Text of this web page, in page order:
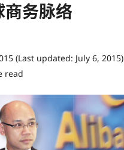
商务脉络
(Last updated: July 6, 2015)
read